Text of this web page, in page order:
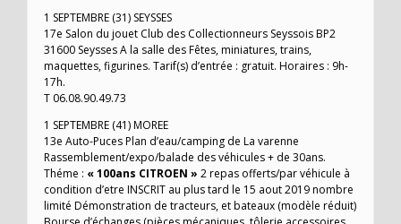
1 SEPTEMBRE (31) SEYSSES
17e Salon du jouet Club des Collectionneurs Seyssois BP2
31600 Seysses A la salle des Fêtes, miniatures, trains,
maquettes, figurines. Tarif(s) d’entrée : gratuit. Horaires : 9h-
17h.
T 06.08.90.49.73
1 SEPTEMBRE (41) MOREE
13e Auto-Puces Plan d’eau/camping de La varenne
Rassemblement/expo/balade des véhicules + de 30ans.
Théme : « 100ans CITROEN » 2 repas offerts/par véhicule à
condition d’etre INSCRIT au plus tard le 15 aout 2019 nombre
limité Démonstration de tracteurs, et bateaux (modèle réduit)